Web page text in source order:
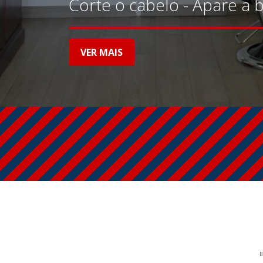
Barbearia vintage
VER MAIS
Corte o cabelo - Apare a
VER MAIS
Barbeiros sempre
tendências de moda e